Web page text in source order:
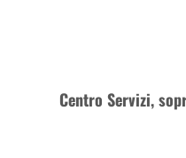
Centro Servizi,